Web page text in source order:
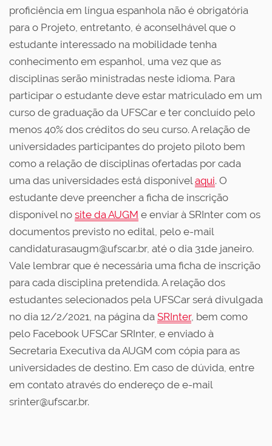
proficiência em língua espanhola não é obrigatória
para o Projeto, entretanto, é aconselhável que o
estudante interessado na mobilidade tenha
conhecimento em espanhol, uma vez que as
disciplinas serão ministradas neste idioma. Para
participar o estudante deve estar matriculado em um
curso de graduação da UFSCar e ter concluído pelo
menos 40% dos créditos do seu curso. A relação de
universidades participantes do projeto piloto bem
como a relação de disciplinas ofertadas por cada
uma das universidades está disponível aqui. O
estudante deve preencher a ficha de inscrição
disponível no site da AUGM e enviar à SRInter com os
documentos previsto no edital, pelo e-mail
candidaturasaugm@ufscar.br, até o dia 31de janeiro.
Vale lembrar que é necessária uma ficha de inscrição
para cada disciplina pretendida. A relação dos
estudantes selecionados pela UFSCar será divulgada
no dia 12/2/2021, na página da SRInter, bem como
pelo Facebook UFSCar SRInter, e enviado à
Secretaria Executiva da AUGM com cópia para as
universidades de destino. Em caso de dúvida, entre
em contato através do endereço de e-mail
srinter@ufscar.br.